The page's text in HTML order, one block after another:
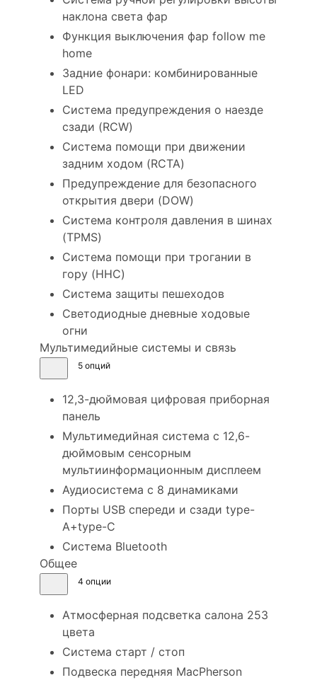
наклона света фар
Функция выключения фар follow me
home
Задние фонари: комбинированные
LED
Система предупреждения о наезде
сзади (RCW)
Система помощи при движении
задним ходом (RCTA)
Предупреждение для безопасного
открытия двери (DOW)
Система контроля давления в шинах
(TPMS)
Система помощи при трогании в
гору (HHC)
Система защиты пешеходов
Светодиодные дневные ходовые
огни
Мультимедийные системы и связь
5 опций
12,3-дюймовая цифровая приборная
панель
Мультимедийная система с 12,6-
дюймовым сенсорным
мультиинформационным дисплеем
Аудиосистема с 8 динамиками
Порты USB спереди и сзади type-
A+type-C
Система Bluetooth
Общее
4 опции
Атмосферная подсветка салона 253
цвета
Система старт / стоп
Подвеска передняя MacPherson